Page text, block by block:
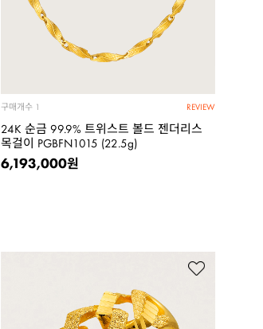
REVIEW
구매개수 1
24K 순금 99.9% 트위스트 볼드 젠더리스
목걸이 PGBFN1015 (22.5g)
6,193,000원